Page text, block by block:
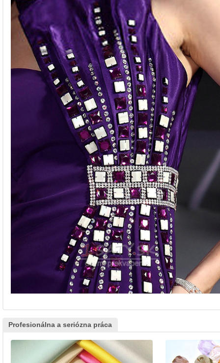
Profesionálna a seriózna práca